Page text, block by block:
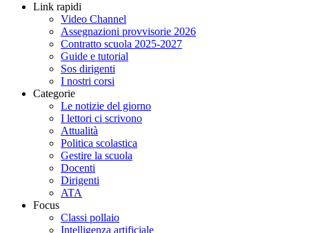
Link rapidi
Video Channel
Assegnazioni provvisorie 2026
Contratto scuola 2025-2027
Guide e tutorial
Sos dirigenti
I nostri corsi
Categorie
Le notizie del giorno
I lettori ci scrivono
Attualità
Politica scolastica
Gestire la scuola
Docenti
Dirigenti
ATA
Focus
Classi pollaio
Intelligenza artificiale